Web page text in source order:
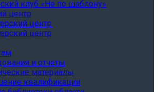
клуб «Не по шаблону»
центр
центр
центр
и отчеты
материалы
квалификации